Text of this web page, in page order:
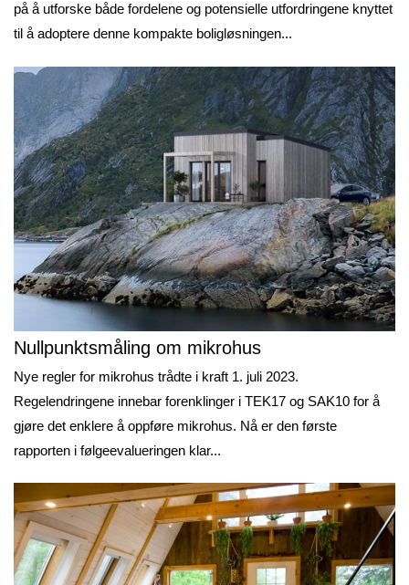
på å utforske både fordelene og potensielle utfordringene knyttet
til å adoptere denne kompakte boligløsningen...
Nullpunktsmåling om mikrohus
Nye regler for mikrohus trådte i kraft 1. juli 2023.
Regelendringene innebar forenklinger i TEK17 og SAK10 for å
gjøre det enklere å oppføre mikrohus. Nå er den første
rapporten i følgeevalueringen klar...